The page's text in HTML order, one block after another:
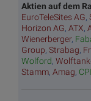
Aktien auf dem
EuroTeleSites AG,
Horizon AG, ATX,
Wienerberger,
Group, Strabag,
Wolford,
Stamm, Amag,